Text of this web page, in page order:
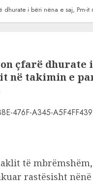
dhurate i bëri nëna e saj, Pm-it
çfarë dhurate
it në takimin e
të
rastësisht nënë